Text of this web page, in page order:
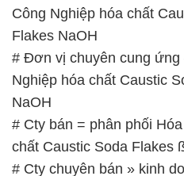
NaOH
# Cty bán = phân phối
chất Caustic Soda Flakes
# Cty chuyên bán » kinh
Nghiệp hóa chất Caustic
NaOH
# Nơi cung cấp ↔ phân
Nghiệp hóa chất Caustic